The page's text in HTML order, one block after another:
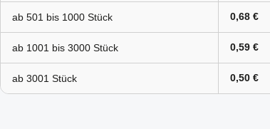
ab 501 bis 1000 0,68 €
ab 1001 bis 3000 0,59 €
ab 3001 0,50 €